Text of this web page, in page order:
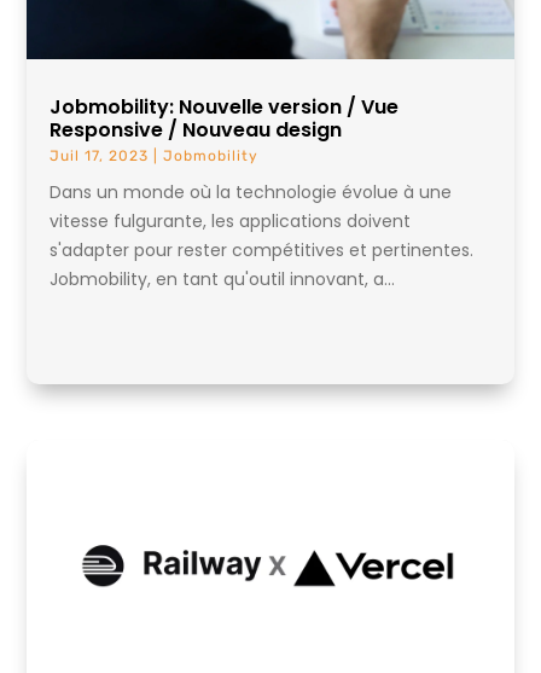
Jobmobility: Nouvelle version / Vue
Responsive / Nouveau design
Juil 17, 2023 |Jobmobility
Dans un monde où la technologie évolue à une
vitesse fulgurante, les applications doivent
s'adapter pour rester compétitives et pertinentes.
Jobmobility, en tant qu'outil innovant, a...